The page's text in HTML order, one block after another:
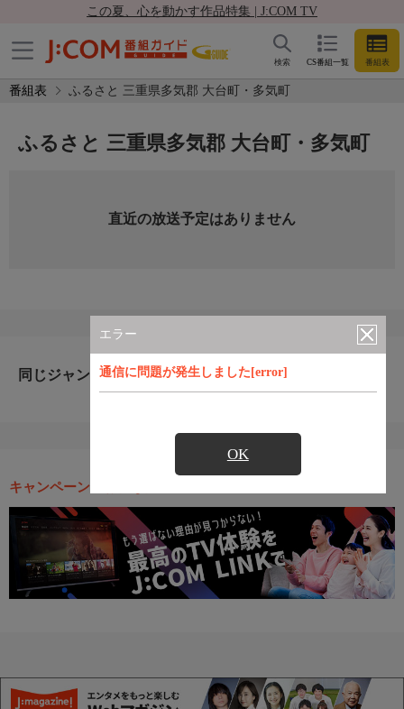
この夏、心を動かす作品特集 | J:COM TV
CS番組一覧 番組表
検索
番組表 ふるさと 三重県多気郡 大台町・多気町
エラー
通信に問題が発生しました[error]
OK
ふるさと 三重県多気郡 大台町・多気町
直近の放送予定はありません
同じジャンルのおすすめ番組
キャンペーン・お得な情報